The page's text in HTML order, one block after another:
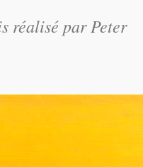
réalisé par Peter